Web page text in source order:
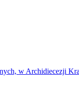
w Archidiecezji